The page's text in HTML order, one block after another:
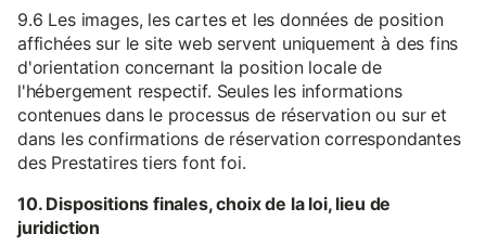
9.6 Les images, les cartes et les données de position
affichées sur le site web servent uniquement à des fins
d'orientation concernant la position locale de
l'hébergement respectif. Seules les informations
contenues dans le processus de réservation ou sur et
dans les confirmations de réservation correspondantes
des Prestatires tiers font foi.
10. Dispositions finales, choix de la loi, lieu de
juridiction